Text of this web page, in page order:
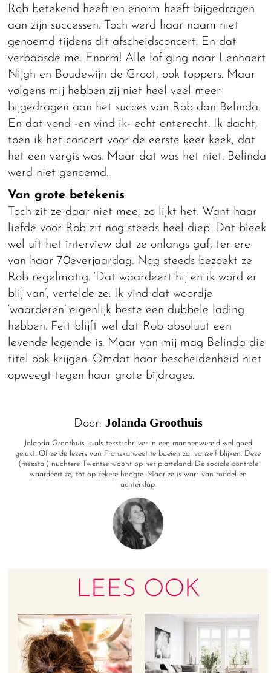
Rob betekend heeft en enorm heeft bijgedragen
aan zijn successen. Toch werd haar naam niet
genoemd tijdens dit afscheidsconcert. En dat
verbaasde me. Enorm! Alle lof ging naar Lennaert
Nijgh en Boudewijn de Groot, ook toppers. Maar
volgens mij hebben zij niet heel veel meer
bijgedragen aan het succes van Rob dan Belinda.
En dat vond -en vind ik- echt onterecht. Ik dacht,
toen ik het concert voor de eerste keer keek, dat
het een vergis was. Maar dat was het niet. Belinda
werd niet genoemd.
Van grote betekenis
Toch zit ze daar niet mee, zo lijkt het. Want haar
liefde voor Rob zit nog steeds heel diep. Dat bleek
wel uit het interview dat ze onlangs gaf, ter ere
van haar 70everjaardag. Nog steeds bezoekt ze
Rob regelmatig. ‘Dat waardeert hij en ik word er
blij van’, vertelde ze. Ik vind dat woordje
‘waarderen’ eigenlijk beste een dubbele lading
hebben. Feit blijft wel dat Rob absoluut een
levende legende is. Maar van mij mag Belinda die
titel ook krijgen. Omdat haar bescheidenheid niet
opweegt tegen haar grote bijdrages.
Door: Jolanda Groothuis
Jolanda Groothuis is als tekstschrijver in een mannenwereld wel goed
gelukt. Of ze de lezers van Franska weet te boeien zal vanzelf blijken. Deze
(meestal) nuchtere Twentse woont op het platteland. De sociale controle
waardeert ze, tot op zekere hoogte. Maar ze is wars van roddel en
achterklap.
LEES OOK